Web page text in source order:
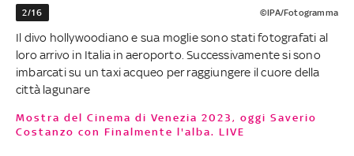
2/16 ©IPA/Fotogramma
Il divo hollywoodiano e sua moglie sono stati fotografati al
loro arrivo in Italia in aeroporto. Successivamente si sono
imbarcati su un taxi acqueo per raggiungere il cuore della
città lagunare
Mostra del Cinema di Venezia 2023, oggi Saverio
Costanzo con Finalmente l'alba. LIVE